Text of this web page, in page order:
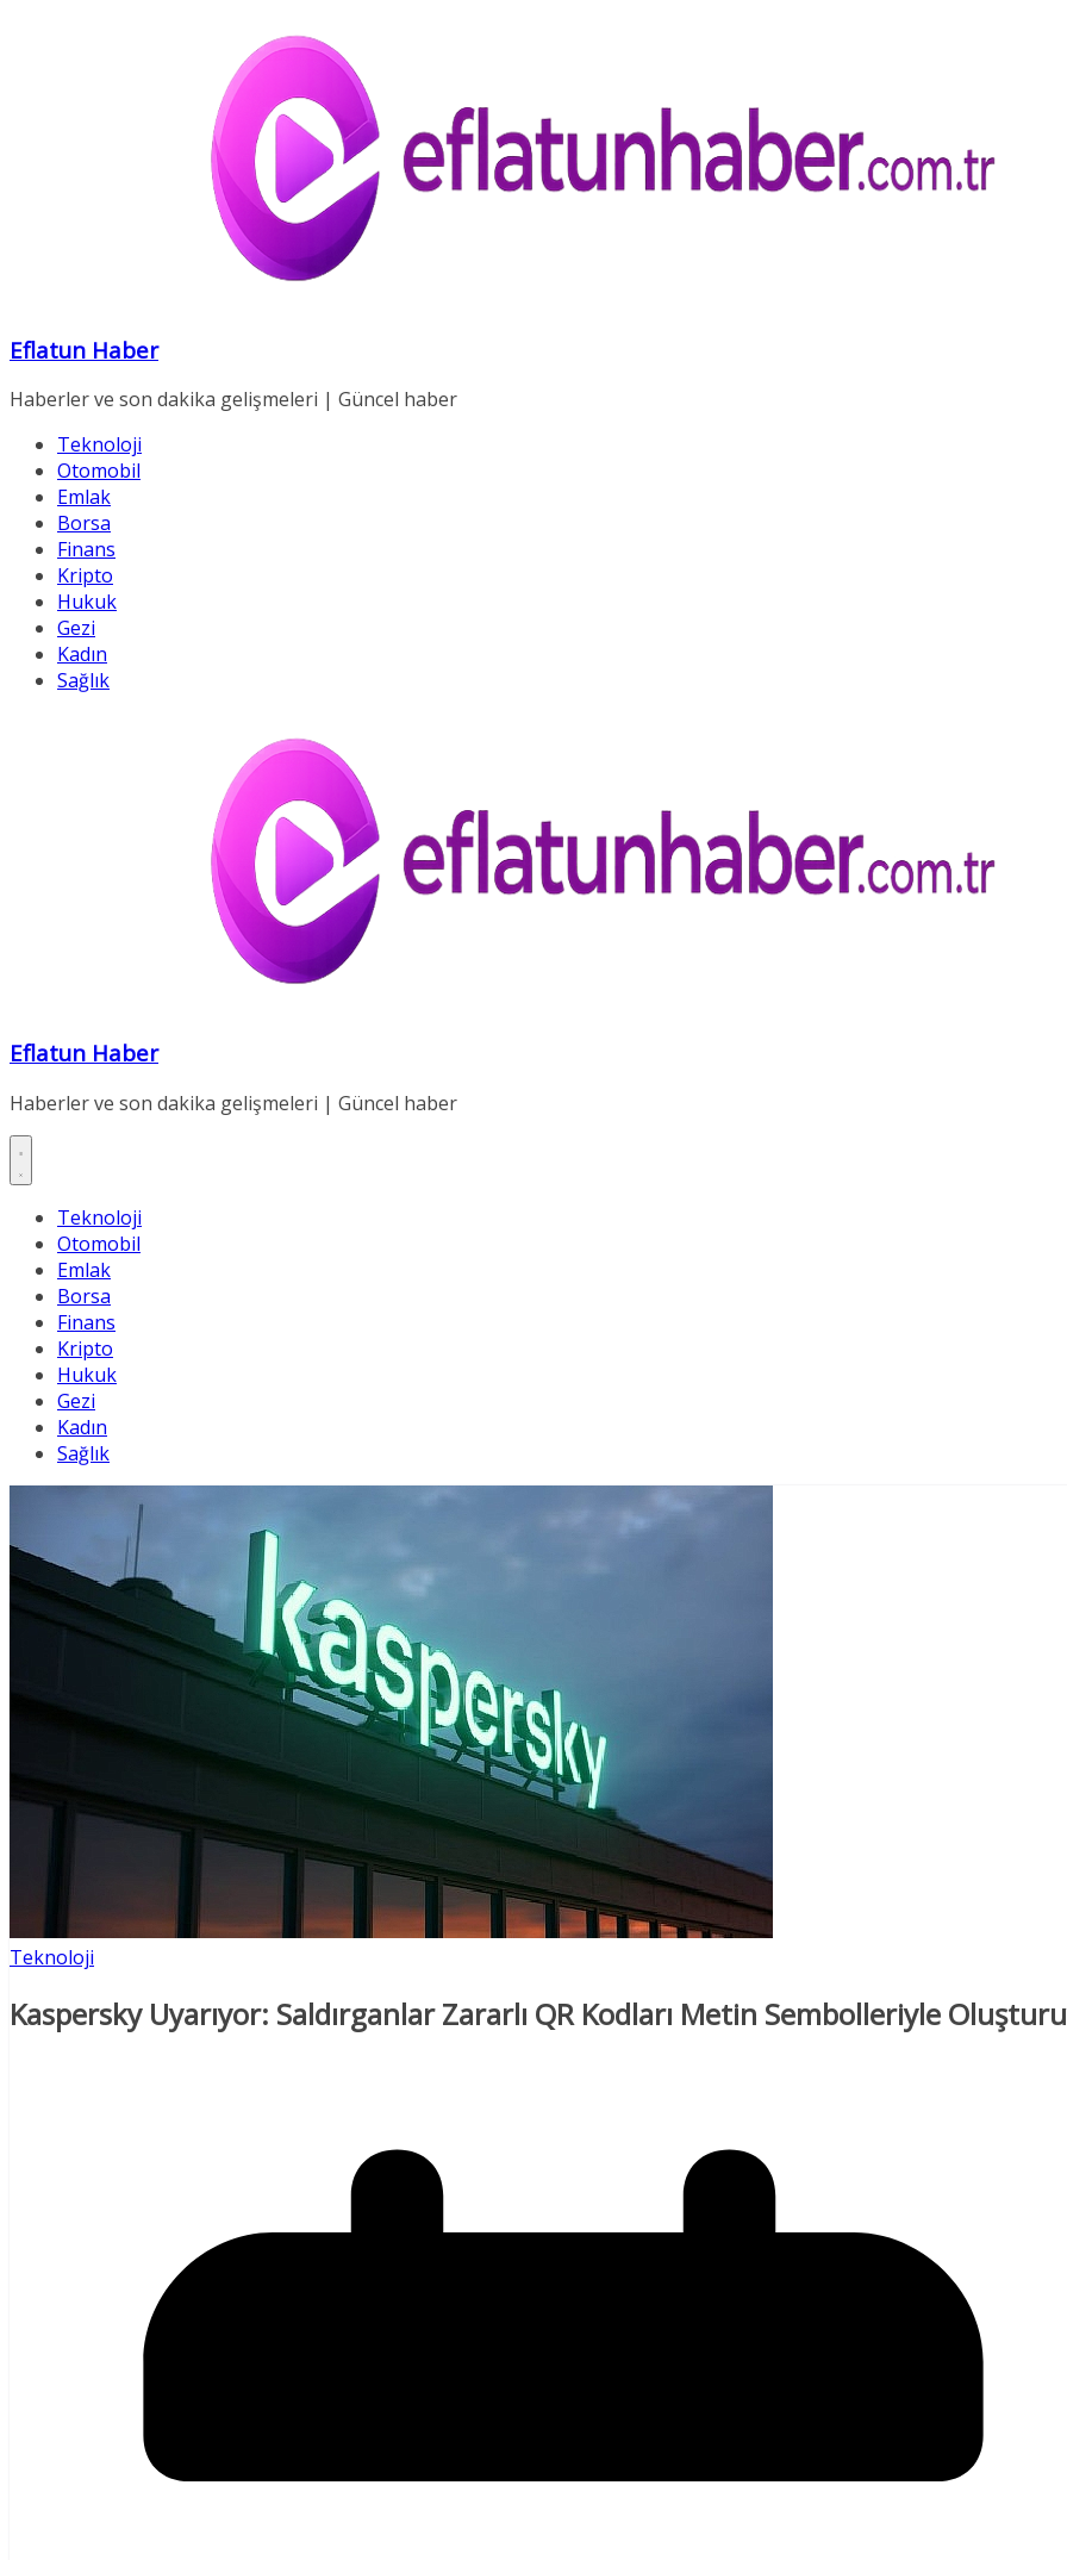
Eflatun Haber
Haberler ve son dakika gelişmeleri | Güncel haber
Teknoloji
Otomobil
Emlak
Borsa
Finans
Kripto
Hukuk
Gezi
Kadın
Sağlık
Eflatun Haber
Haberler ve son dakika gelişmeleri | Güncel haber
Teknoloji
Otomobil
Emlak
Borsa
Finans
Kripto
Hukuk
Gezi
Kadın
Sağlık
Teknoloji
Kaspersky Uyarıyor: Saldırganlar Zararlı QR Kodları Metin Sembolleriyle